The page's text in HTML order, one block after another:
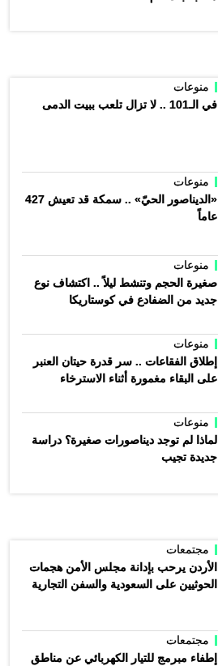
منوعات
في الـ101 .. لا تزال تلعب ببيت الدمى
منوعات
«الديناصور الحيّ» .. سمكة قد تعيش 427
عاماً
منوعات
صغيرة الحجم وتنشط ليلاً .. اكتشاف نوع
جديد من الضفادع في كوستاريكا
منوعات
إطلاق الفقاعات .. سر قدرة حيتان العنبر
على البقاء مغمورة أثناء الاسترخاء
منوعات
لماذا لم توجد ديناصورات صغيرة؟ دراسة
جديدة تجيب
مجتمعات
الأردن يرحب بإدانة مجلس الأمن هجمات
الحوثيين على السعودية والسفن التجارية
مجتمعات
إطفاء مبرمج للتيار الكهربائي عن مناطق